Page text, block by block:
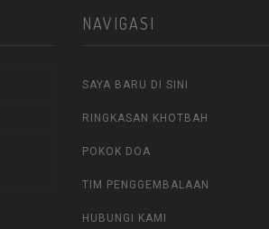
NAVIGASI
SAYA BARU DI SINI
RINGKASAN KHOTBAH
POKOK DOA
TIM PENGGEMBALAAN
HUBUNGI KAMI